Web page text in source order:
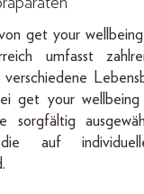
get your
umfasst
get your
sorgfältig
auf